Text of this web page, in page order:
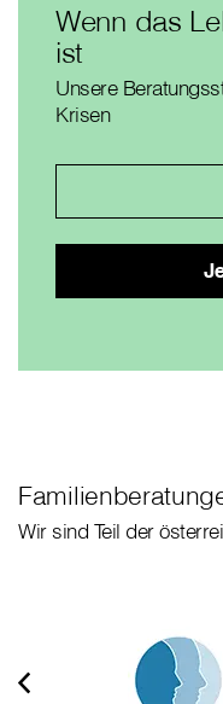
Wenn das
ist
Unsere
Krisen
Wir sind Teil der